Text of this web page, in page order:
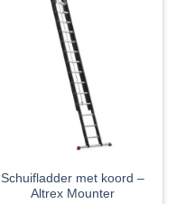
Schuifladder met koord –
Altrex Mounter